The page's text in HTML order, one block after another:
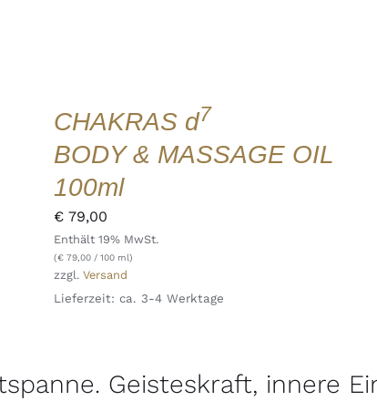
CHAKRAS d7
BODY & MASSAGE OIL
100ml
€79,00
Enthält 19% MwSt.
(€79,00/ 100 ml)
zzgl. Versand
Lieferzeit: ca. 3-4 Werktage
Geisteskraft, innere